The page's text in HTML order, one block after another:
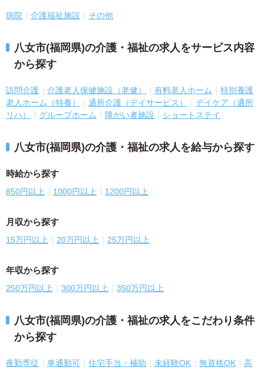
病院 介護福祉施設 その他
八女市(福岡県)の介護・福祉の求人をサービス内容
から探す
訪問介護 介護老人保健施設（老健） 有料老人ホーム
特別養護
老人ホーム（特養）
通所介護（デイサービス）
デイケア（通所
リハ）
グループホーム 障がい者施設 ショートステイ
八女市(福岡県)の介護・福祉の求人を給与から探す
時給から探す
850円以上 1000円以上 1200円以上
月収から探す
15万円以上 20万円以上 25万円以上
年収から探す
250万円以上 300万円以上 350万円以上
八女市(福岡県)の介護・福祉の求人をこだわり条件
から探す
夜勤専従 車通勤可 住宅手当・補助 未経験OK 無資格OK 高